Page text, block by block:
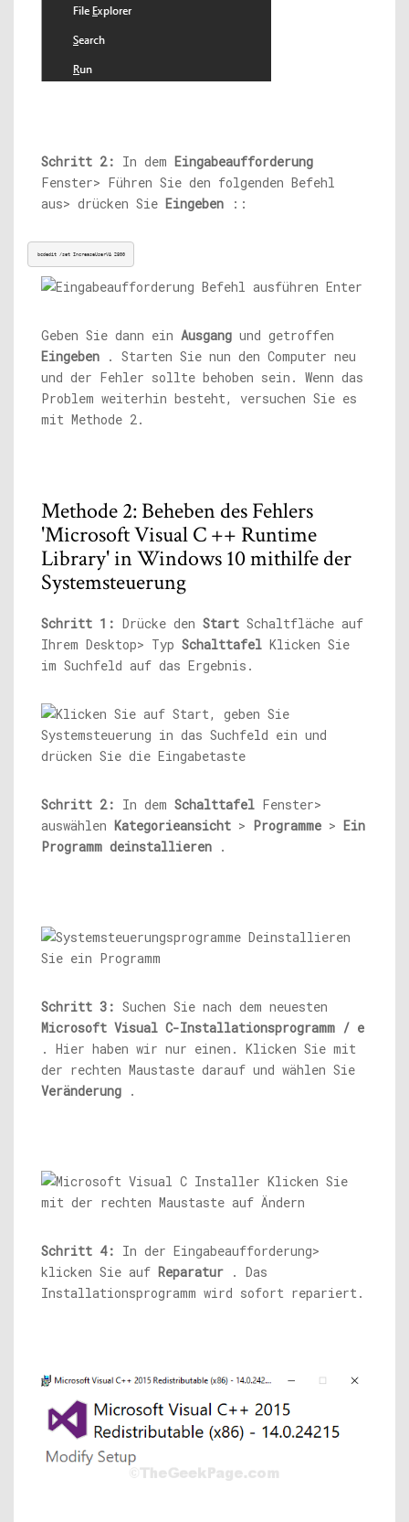
Schritt 2: In dem Eingabeaufforderung
Fenster> Führen Sie den folgenden Befehl
aus> drücken Sie Eingeben ::
bcdedit /set IncreaseUserVA 2800
Geben Sie dann ein Ausgang und getroffen
Eingeben . Starten Sie nun den Computer neu
und der Fehler sollte behoben sein. Wenn das
Problem weiterhin besteht, versuchen Sie es
mit Methode 2.
Methode 2: Beheben des Fehlers
'Microsoft Visual C ++ Runtime
Library' in Windows 10 mithilfe der
Systemsteuerung
Schritt 1: Drücke den Start Schaltfläche auf
Ihrem Desktop> Typ Schalttafel Klicken Sie
im Suchfeld auf das Ergebnis.
Schritt 2: In dem Schalttafel Fenster>
auswählen Kategorieansicht > Programme > Ein
Programm deinstallieren .
Schritt 3: Suchen Sie nach dem neuesten
Microsoft Visual C-Installationsprogramm / e
. Hier haben wir nur einen. Klicken Sie mit
der rechten Maustaste darauf und wählen Sie
Veränderung .
Schritt 4: In der Eingabeaufforderung>
klicken Sie auf Reparatur . Das
Installationsprogramm wird sofort repariert.